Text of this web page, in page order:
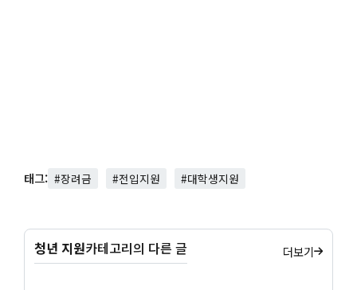
태그: #장려금 #전입지원 #대학생지원
청년 지원카테고리의 다른 글 더보기